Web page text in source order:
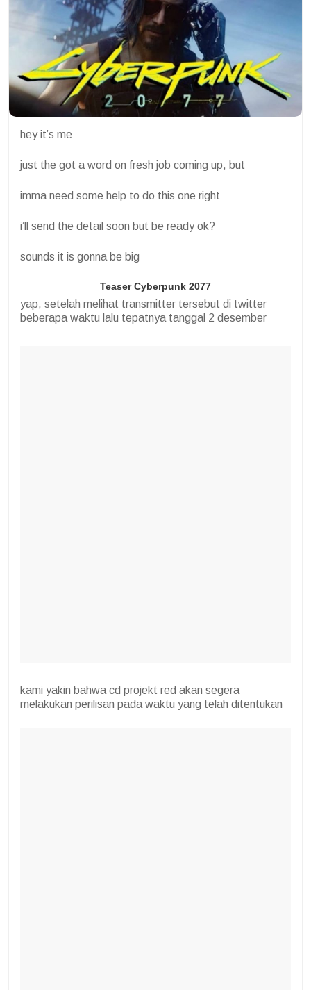
hey it’s me
just the got a word on fresh job coming up, but
imma need some help to do this one right
i’ll send the detail soon but be ready ok?
sounds it is gonna be big
Teaser Cyberpunk 2077
yap, setelah melihat transmitter tersebut di twitter
beberapa waktu lalu tepatnya tanggal 2 desember
kami yakin bahwa cd projekt red akan segera
melakukan perilisan pada waktu yang telah ditentukan